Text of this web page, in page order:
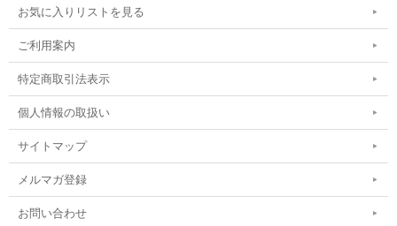
お気に入りリストを見る
ご利用案内
特定商取引法表示
個人情報の取扱い
サイトマップ
メルマガ登録
お問い合わせ